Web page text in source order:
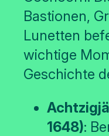
Bastionen,
Lunetten
wichtige
Geschichte
1648):